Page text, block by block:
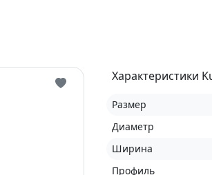
Характеристики
Размер
Диаметр
Ширина
Профиль